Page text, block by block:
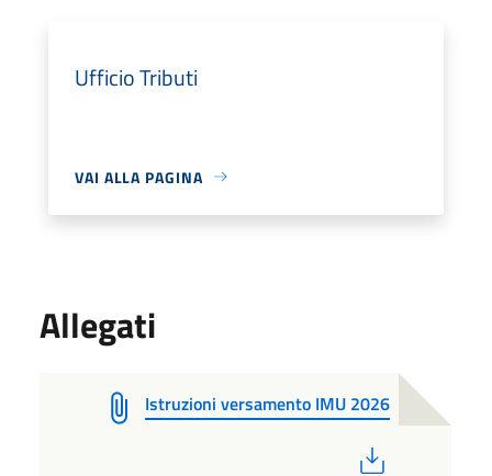
Ufficio Tributi
VAI ALLA PAGINA
Allegati
Istruzioni versamento IMU 2026